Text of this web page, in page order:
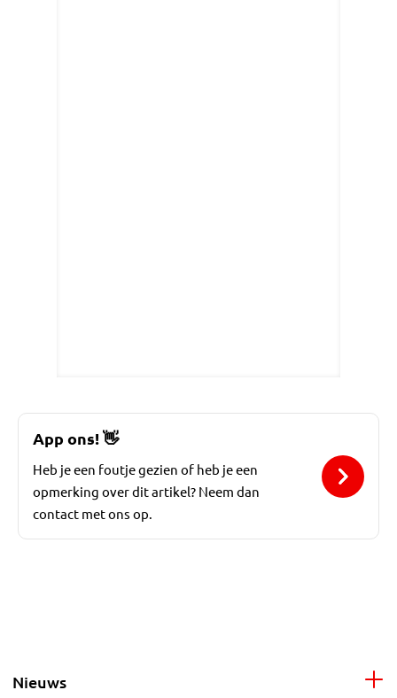
App ons!👋
Heb je een foutje gezien of heb je een
opmerking over dit artikel? Neem dan
contact met ons op.
Nieuws